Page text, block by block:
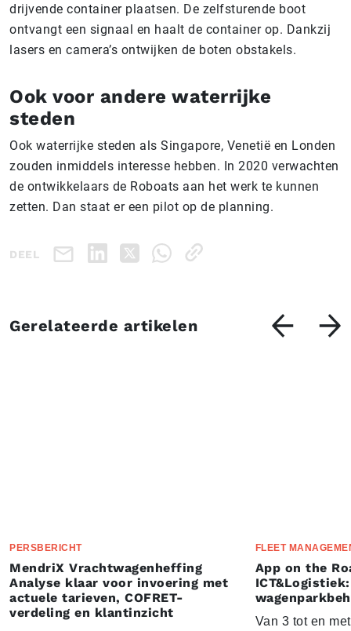
drijvende container plaatsen. De zelfsturende boot
ontvangt een signaal en haalt de container op. Dankzij
lasers en camera’s ontwijken de boten obstakels.
Ook voor andere waterrijke
steden
Ook waterrijke steden als Singapore, Venetië en Londen
zouden inmiddels interesse hebben. In 2020 verwachten
de ontwikkelaars de Roboats aan het werk te kunnen
zetten. Dan staat er een pilot op de planning.
DEEL
Gerelateerde artikelen
PERSBERICHT
MendriX Vrachtwagenheffing
Analyse klaar voor invoering met
actuele tarieven, COFRET-
verdeling en klantinzicht
FLEET
App on the
Van 3 tot en